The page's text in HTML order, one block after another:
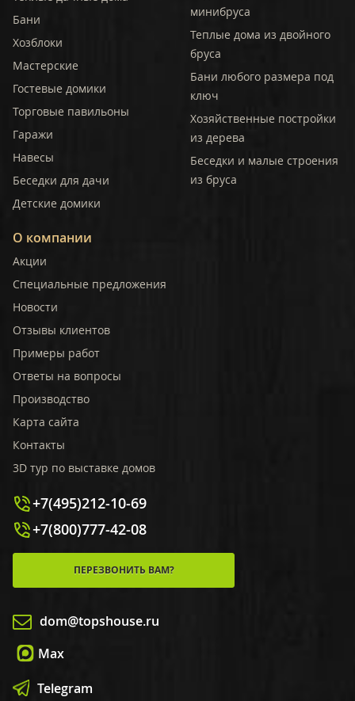
Бани
Хозблоки
Мастерские
Гостевые домики
Торговые павильоны
Гаражи
Навесы
Беседки для дачи
Детские домики
минибруса
Теплые дома из двойного
бруса
Бани любого размера под
ключ
Хозяйственные постройки
из дерева
Беседки и малые строения
из бруса
О компании
Акции
Специальные предложения
Новости
Отзывы клиентов
Примеры работ
Ответы на вопросы
Производство
Карта сайта
Контакты
3D тур по выставке домов
+7(495)212-10-69
+7(800)777-42-08
ПЕРЕЗВОНИТЬ ВАМ?
dom@topshouse.ru
Max
Telegram